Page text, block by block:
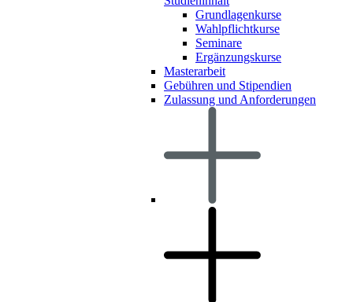
Grundlagenkurse
Wahlpflichtkurse
Seminare
Ergänzungskurse
Masterarbeit
Gebühren und Stipendien
Zulassung und Anforderungen